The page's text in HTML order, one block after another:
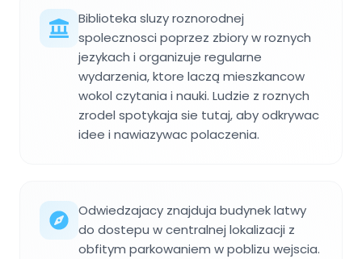
Biblioteka sluzy roznorodnej
spolecznosci poprzez zbiory w roznych
jezykach i organizuje regularne
wydarzenia, ktore laczą mieszkancow
wokol czytania i nauki. Ludzie z roznych
zrodel spotykaja sie tutaj, aby odkrywac
idee i nawiazywac polaczenia.
Odwiedzajacy znajduja budynek latwy
do dostepu w centralnej lokalizacji z
obfitym parkowaniem w poblizu wejscia.